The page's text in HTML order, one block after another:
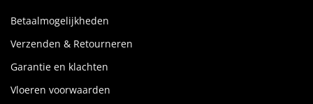
Betaalmogelijkheden
Verzenden & Retourneren
Garantie en klachten
Vloeren voorwaarden